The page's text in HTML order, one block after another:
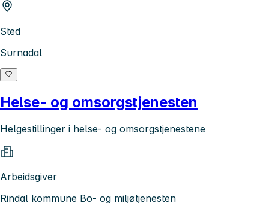
Sted
Surnadal
Helse- og omsorgstjenesten
Helgestillinger i helse- og omsorgstjenestene
Arbeidsgiver
Rindal kommune Bo- og miljøtjenesten